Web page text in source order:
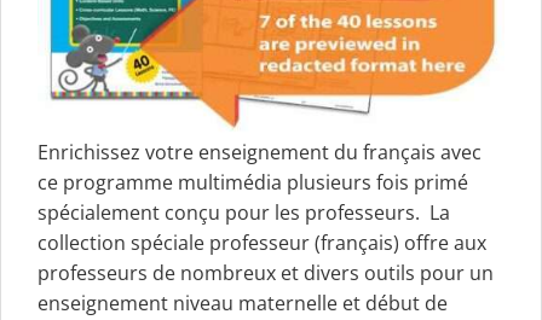
Enrichissez votre enseignement du français avec
ce programme multimédia plusieurs fois primé
spécialement conçu pour les professeurs. La
collection spéciale professeur (français) offre aux
professeurs de nombreux et divers outils pour un
enseignement niveau maternelle et début de